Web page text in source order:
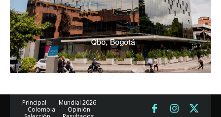
Principal
Mundial 2026
Colombia
Opinión